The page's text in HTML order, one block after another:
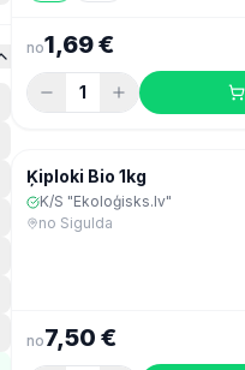
no1,69 €
1
Šodien
Ķiploki Bio 1kg
K/S "Ekoloģisks.lv"
no Sigulda
no7,50 €